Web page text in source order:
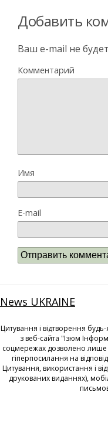
Добавить
Ваш e-mail не
Комментарий
Имя
E-mail
News UKRAINE
Цитування і відтворення будь-
з веб-сайта "Ізюм
соцмережах дозволено лише
гіперпосилання на
Цитування, використання і
друкованих виданнях),